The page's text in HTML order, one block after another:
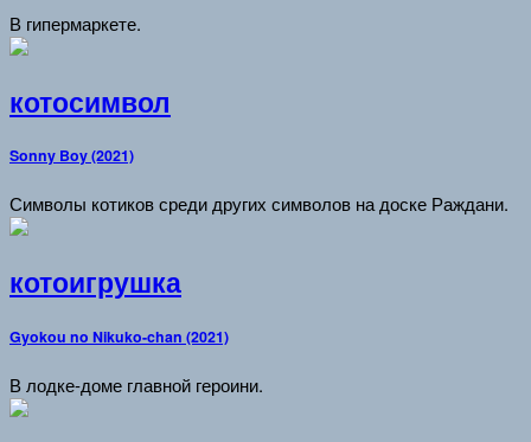
В гипермаркете.
котосимвол
Sonny Boy (2021)
Символы котиков среди других символов на доске Раждани.
котоигрушка
Gyokou no Nikuko-chan (2021)
В лодке-доме главной героини.